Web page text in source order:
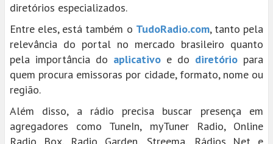
diretórios especializados.
Entre eles, está também o TudoRadio.com, tanto pela
relevância do portal no mercado brasileiro quanto
pela importância do aplicativo e do diretório para
quem procura emissoras por cidade, formato, nome ou
região.
Além disso, a rádio precisa buscar presença em
agregadores como TuneIn, myTuner Radio, Online